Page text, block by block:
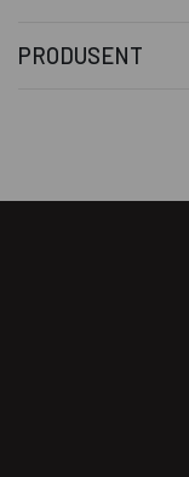
PRODUSENT